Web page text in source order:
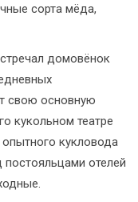
сорта мёда,
домовёнок
свою основную
кукольном театре
кукловода
постояльцами отелей